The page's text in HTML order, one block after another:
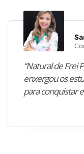
“Natural de Frei
enxergou os
para conquistar